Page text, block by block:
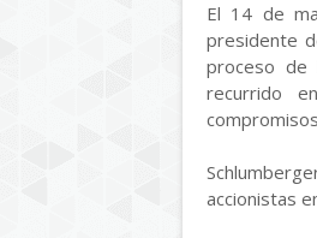
El 14 de
presidente
proceso de
recurrido
accionistas